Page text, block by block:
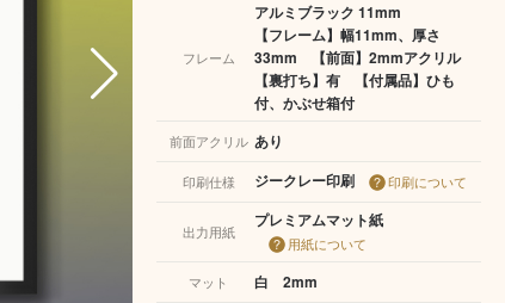
フレーム
アルミブラック 11mm
【フレーム】幅11mm、厚さ
33mm 【前面】2mmアクリル
【裏打ち】有 【付属品】ひも
付、かぶせ箱付
前面アクリル あり
印刷仕様 ジークレー印刷 印刷について
出力用紙
プレミアムマット紙
用紙について
マット
白 2mm